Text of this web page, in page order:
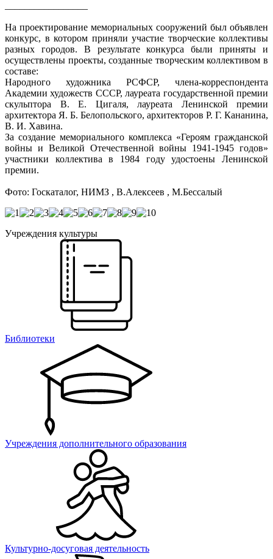
На проектирование мемориальных сооружений был объявлен
конкурс, в котором приняли участие творческие коллективы
разных городов. В результате конкурса были приняты и
осуществлены проекты, созданные творческим коллективом в
составе:
Народного художника РСФСР, члена-корреспондента
Академии художеств СССР, лауреата государственной премии
скульптора В. Е. Цигаля, лауреата Ленинской премии
архитектора Я. Б. Белопольского, архитекторов Р. Г. Кананина,
В. И. Хавина.
За создание мемориального комплекса «Героям гражданской
войны и Великой Отечественной войны 1941-1945 годов»
участники коллектива в 1984 году удостоены Ленинской
премии.
Фото: Госкаталог, НИМЗ , В.Алексеев , М.Бессалый
Учреждения культуры
Библиотеки
Учреждения дополнительного образования
Культурно-досуговая деятельность